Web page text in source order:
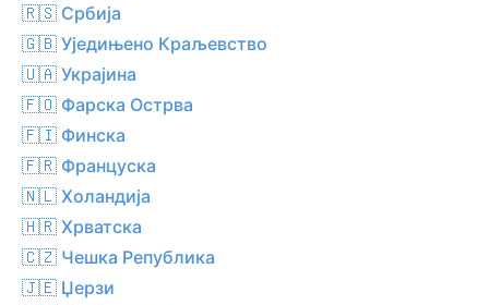
🇷🇸 Србија
🇬🇧 Уједињено Краљевство
🇺🇦 Украјина
🇫🇴 Фарска Острва
🇫🇮 Финска
🇫🇷 Француска
🇳🇱 Холандија
🇭🇷 Хрватска
🇨🇿 Чешка Република
🇯🇪 Џерзи